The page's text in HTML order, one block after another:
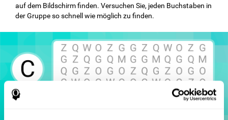
auf dem Bildschirm finden. Versuchen Sie, jeden Buchstaben in
der Gruppe so schnell wie möglich zu finden.